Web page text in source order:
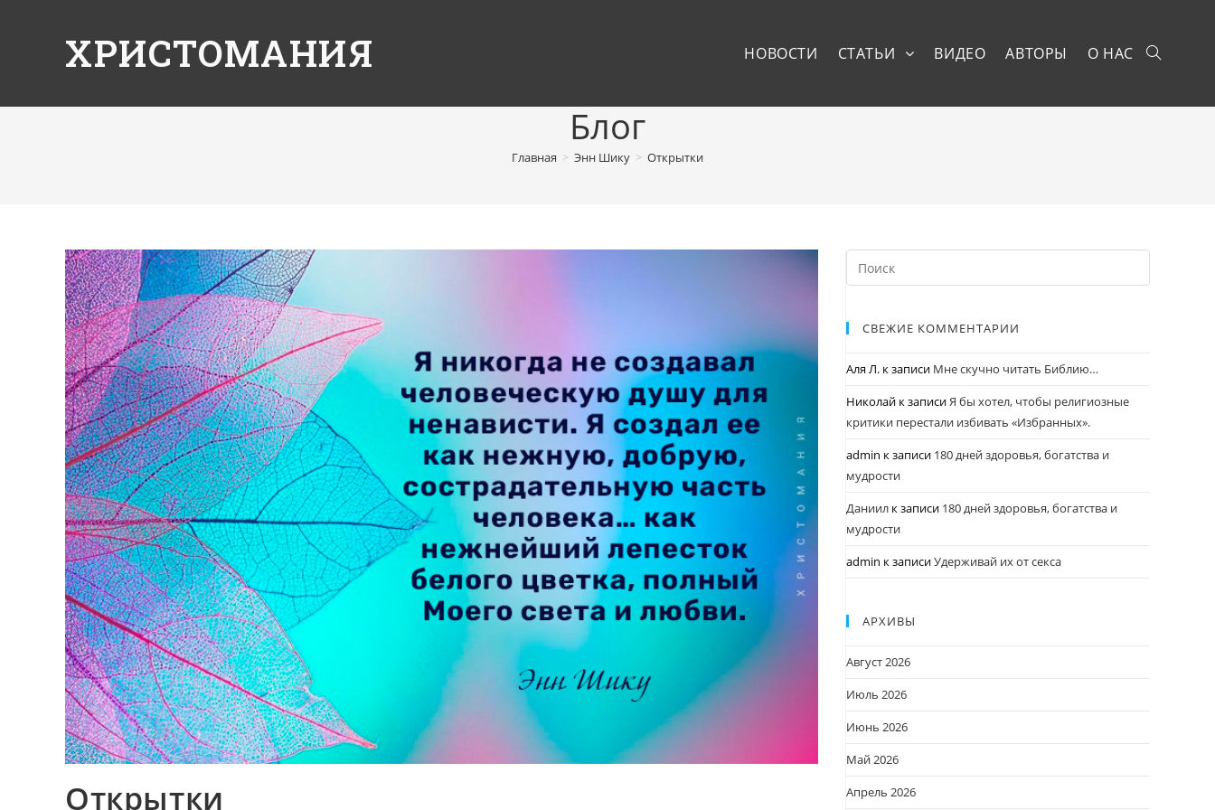
ХРИСТОМАНИЯ НОВОСТИ СТАТЬИ ВИДЕО АВТОРЫ О НАС
Блог
Главная > Энн Шику > Открытки
Открытки
СВЕЖИЕ КОММЕНТАРИИ
Аля Л. к записи Мне скучно читать Библию…
Николай к записиЯ бы хотел, чтобы религиозные
критики перестали избивать «Избранных».
admin к записи 180 дней здоровья, богатства и
мудрости
Даниил к записи 180 дней здоровья, богатства и
мудрости
admin к записиУдерживай их от секса
АРХИВЫ
Август 2026
Июль 2026
Июнь 2026
Май 2026
Апрель 2026